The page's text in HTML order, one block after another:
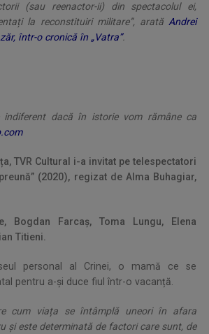
(sau reenactor-ii) din spectacolul ei,
la reconstituiri militare”, arată Andrei
într-o cronică în „Vatra”.
indiferent dacă în istorie vom rămâne ca
TVR Cultural i-a invitat pe telespectatori
(2020), regizat de Alma Buhagiar,
Bogdan Farcaș, Toma Lungu, Elena
Titieni.
personal al Crinei, o mamă ce se
pentru a-și duce fiul într-o vacanță.
cum viața se întâmplă uneori în afara
și este determinată de factori care sunt, de